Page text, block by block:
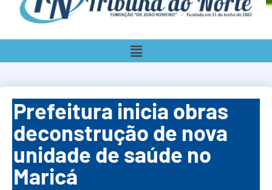
Prefeitura inicia obras
deconstrução de nova
unidade de saúde no
Maricá